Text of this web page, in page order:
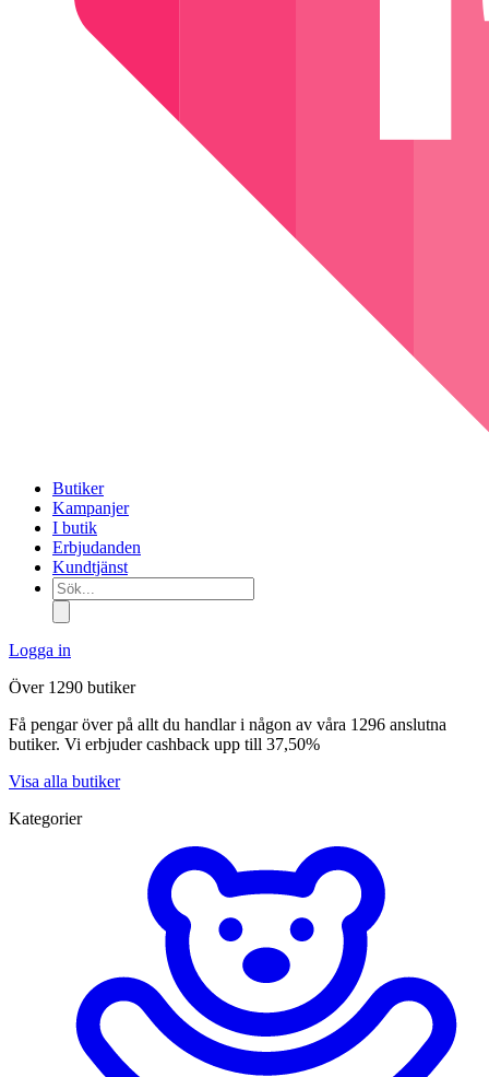
Butiker
Kampanjer
I butik
Erbjudanden
Kundtjänst
Sök...
Logga in
Över 1290 butiker
Få pengar över på allt du handlar i någon av våra 1296 anslutna
butiker. Vi erbjuder cashback upp till 37,50%
Visa alla butiker
Kategorier